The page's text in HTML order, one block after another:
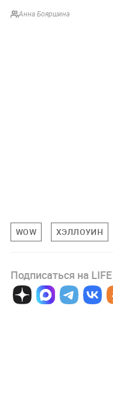
Анна Бояршина
WOW ХЭЛЛОУИН
Подписаться на LIFE